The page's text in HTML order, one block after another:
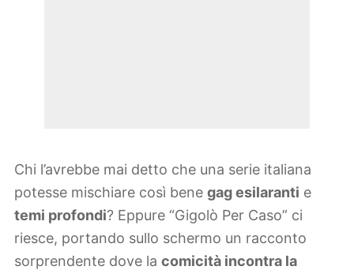
Chi l’avrebbe mai detto che una serie italiana
potesse mischiare così bene gag esilaranti e
temi profondi? Eppure “Gigolò Per Caso” ci
riesce, portando sullo schermo un racconto
sorprendente dove la comicità incontra la